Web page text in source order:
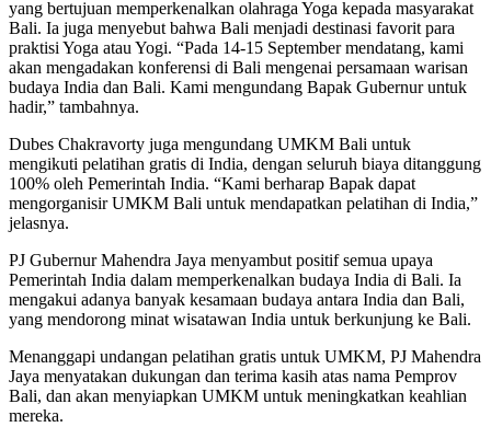
yang bertujuan memperkenalkan olahraga Yoga kepada masyarakat
Bali. Ia juga menyebut bahwa Bali menjadi destinasi favorit para
praktisi Yoga atau Yogi. “Pada 14-15 September mendatang, kami
akan mengadakan konferensi di Bali mengenai persamaan warisan
budaya India dan Bali. Kami mengundang Bapak Gubernur untuk
hadir,” tambahnya.
Dubes Chakravorty juga mengundang UMKM Bali untuk
mengikuti pelatihan gratis di India, dengan seluruh biaya ditanggung
100% oleh Pemerintah India. “Kami berharap Bapak dapat
mengorganisir UMKM Bali untuk mendapatkan pelatihan di India,”
jelasnya.
PJ Gubernur Mahendra Jaya menyambut positif semua upaya
Pemerintah India dalam memperkenalkan budaya India di Bali. Ia
mengakui adanya banyak kesamaan budaya antara India dan Bali,
yang mendorong minat wisatawan India untuk berkunjung ke Bali.
Menanggapi undangan pelatihan gratis untuk UMKM, PJ Mahendra
Jaya menyatakan dukungan dan terima kasih atas nama Pemprov
Bali, dan akan menyiapkan UMKM untuk meningkatkan keahlian
mereka.